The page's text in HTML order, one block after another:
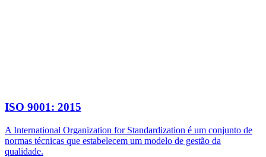
ISO 9001: 2015
A International Organization for Standardization é um conjunto de
normas técnicas que estabelecem um modelo de gestão da
qualidade.